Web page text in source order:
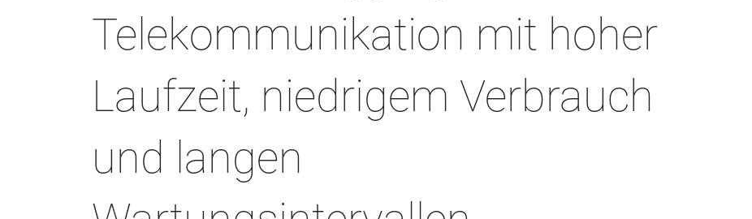
Telekommunikation mit hoher
Laufzeit, niedrigem Verbrauch
und langen